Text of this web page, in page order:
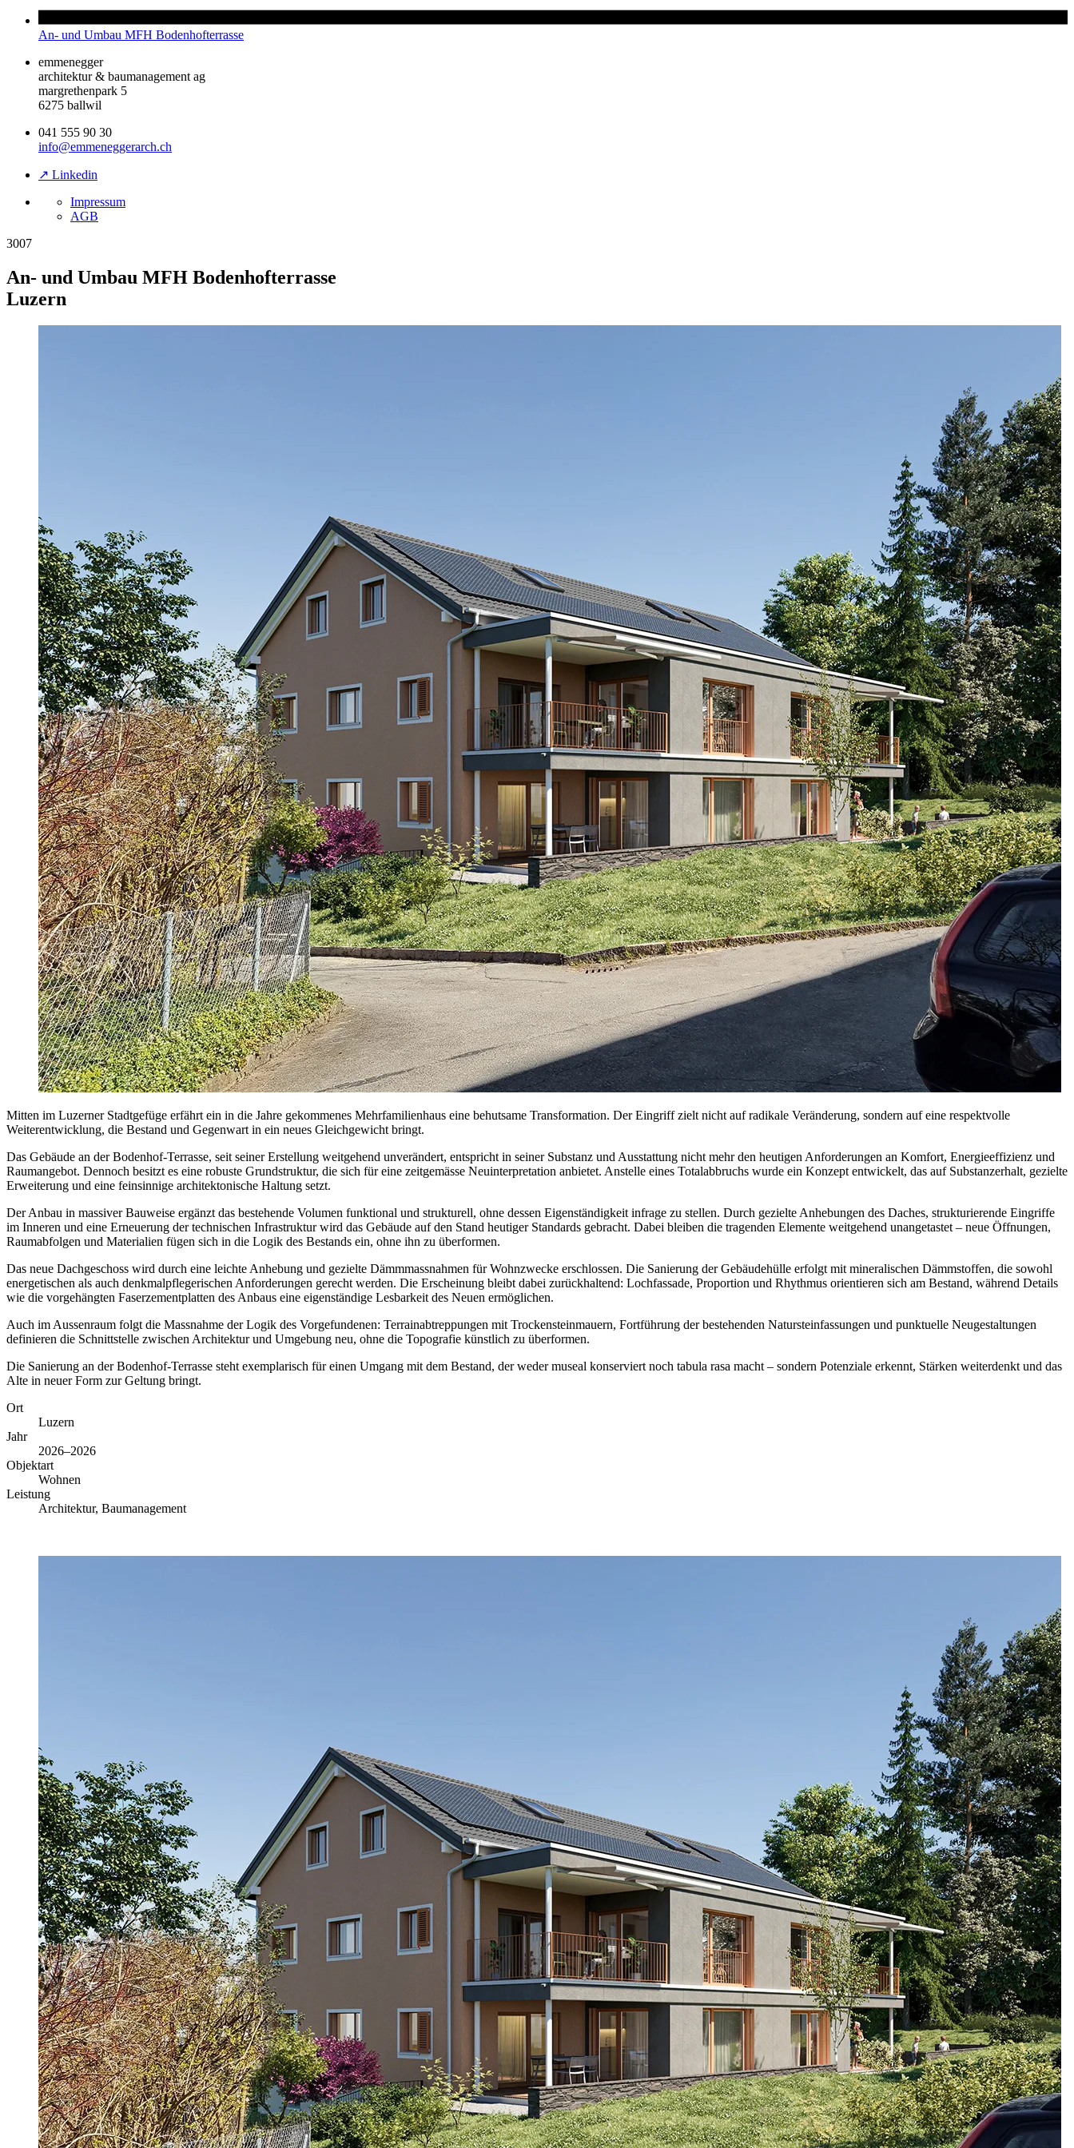
An- und Umbau MFH Bodenhofterrasse
emmenegger
architektur & baumanagement ag
margrethenpark 5
6275 ballwil
041 555 90 30
info@emmeneggerarch.ch
↗ Linkedin
Impressum
AGB
3007
An- und Umbau MFH Bodenhofterrasse
Luzern
Mitten im Luzerner Stadtgefüge erfährt ein in die Jahre gekommenes Mehrfamilienhaus eine behutsame Transformation. Der Eingriff zielt nicht auf radikale Veränderung, sondern auf eine respektvolle
Weiterentwicklung, die Bestand und Gegenwart in ein neues Gleichgewicht bringt.
Das Gebäude an der Bodenhof-Terrasse, seit seiner Erstellung weitgehend unverändert, entspricht in seiner Substanz und Ausstattung nicht mehr den heutigen Anforderungen an Komfort, Energieeffizienz und
Raumangebot. Dennoch besitzt es eine robuste Grundstruktur, die sich für eine zeitgemässe Neuinterpretation anbietet. Anstelle eines Totalabbruchs wurde ein Konzept entwickelt, das auf Substanzerhalt, gezielte
Erweiterung und eine feinsinnige architektonische Haltung setzt.
Der Anbau in massiver Bauweise ergänzt das bestehende Volumen funktional und strukturell, ohne dessen Eigenständigkeit infrage zu stellen. Durch gezielte Anhebungen des Daches, strukturierende Eingriffe
im Inneren und eine Erneuerung der technischen Infrastruktur wird das Gebäude auf den Stand heutiger Standards gebracht. Dabei bleiben die tragenden Elemente weitgehend unangetastet – neue Öffnungen,
Raumabfolgen und Materialien fügen sich in die Logik des Bestands ein, ohne ihn zu überformen.
Das neue Dachgeschoss wird durch eine leichte Anhebung und gezielte Dämmmassnahmen für Wohnzwecke erschlossen. Die Sanierung der Gebäudehülle erfolgt mit mineralischen Dämmstoffen, die sowohl
energetischen als auch denkmalpflegerischen Anforderungen gerecht werden. Die Erscheinung bleibt dabei zurückhaltend: Lochfassade, Proportion und Rhythmus orientieren sich am Bestand, während Details
wie die vorgehängten Faserzementplatten des Anbaus eine eigenständige Lesbarkeit des Neuen ermöglichen.
Auch im Aussenraum folgt die Massnahme der Logik des Vorgefundenen: Terrainabtreppungen mit Trockensteinmauern, Fortführung der bestehenden Natursteinfassungen und punktuelle Neugestaltungen
definieren die Schnittstelle zwischen Architektur und Umgebung neu, ohne die Topografie künstlich zu überformen.
Die Sanierung an der Bodenhof-Terrasse steht exemplarisch für einen Umgang mit dem Bestand, der weder museal konserviert noch tabula rasa macht – sondern Potenziale erkennt, Stärken weiterdenkt und das
Alte in neuer Form zur Geltung bringt.
Ort
Luzern
Jahr
2026–2026
Objektart
Wohnen
Leistung
Architektur, Baumanagement